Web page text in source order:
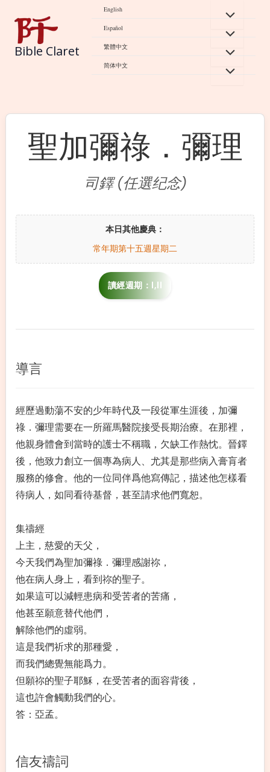
content
Bible Claret
English
Español
繁體中文
简体中文
聖加彌祿．彌理
司鐸 (任選纪念)
本日其他慶典：
常年期第十五週星期二
讀經週期：I,II
導言
經歷過動蕩不安的少年時代及一段從軍生涯後，加彌
祿．彌理需要在一所羅馬醫院接受長期治療。在那裡，
他親身體會到當時的護士不稱職，欠缺工作熱忱。晉鐸
後，他致力創立一個專為病人、尤其是那些病入膏肓者
服務的修會。他的一位同伴爲他寫傳記，描述他怎樣看
待病人，如同看待基督，甚至請求他們寬恕。
集禱經
上主，慈愛的天父，
今天我們為聖加彌祿．彌理感謝祢，
他在病人身上，看到祢的聖子。
如果這可以減輕患病和受苦者的苦痛，
他甚至願意替代他們，
解除他們的虛弱。
這是我們祈求的那種愛，
而我們總覺無能爲力。
但願祢的聖子耶穌，在受苦者的面容背後，
這也許會觸動我們的心。
答：亞孟。
信友禱詞